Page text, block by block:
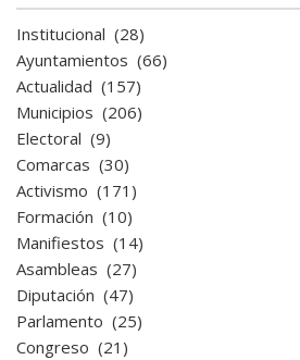
Institucional (28)
Ayuntamientos (66)
Actualidad (157)
Municipios (206)
Electoral (9)
Comarcas (30)
Activismo (171)
Formación (10)
Manifiestos (14)
Asambleas (27)
Diputación (47)
Parlamento (25)
Congreso (21)